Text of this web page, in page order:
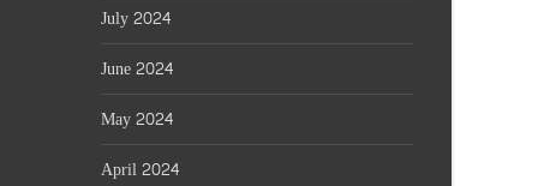
July 2024
June 2024
May 2024
April 2024